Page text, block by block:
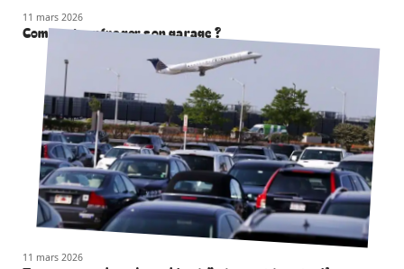
11 mars 2026
Comment aménager son garage ?
11 mars 2026